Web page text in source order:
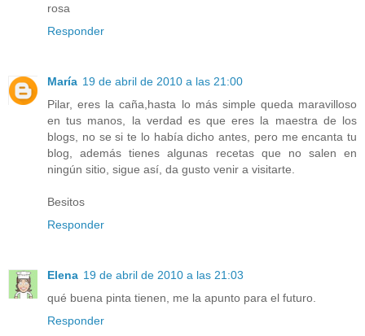
rosa
Responder
María 19 de abril de 2010 a las 21:00
Pilar, eres la caña,hasta lo más simple queda maravilloso
en tus manos, la verdad es que eres la maestra de los
blogs, no se si te lo había dicho antes, pero me encanta tu
blog, además tienes algunas recetas que no salen en
ningún sitio, sigue así, da gusto venir a visitarte.
Besitos
Responder
Elena 19 de abril de 2010 a las 21:03
qué buena pinta tienen, me la apunto para el futuro.
Responder